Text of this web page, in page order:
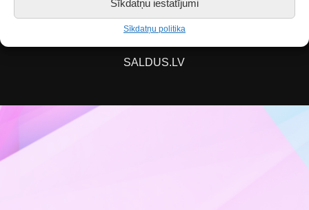
Sīkdatņu iestatījumi
Sīkdatņu politika
Piekļūstamības paziņojums
SALDUS.LV